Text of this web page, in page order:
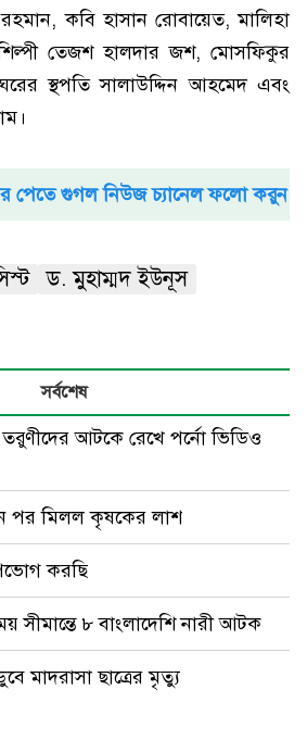
কবি হাসান রোবায়েত, মালিহা
তেজশ হালদার জশ, মোসফিকুর
স্থপতি সালাউদ্দিন আহমেদ এবং
পেতে গুগল নিউজ চ্যানেল ফলো করুন
ড. মুহাম্মদ ইউনূস
সর্বশেষ
আটকে রেখে পর্নো ভিডিও
পর মিলল কৃষকের লাশ
করছি
সীমান্তে ৮ বাংলাদেশি নারী আটক
মাদরাসা ছাত্রের মৃত্যু